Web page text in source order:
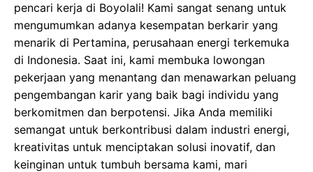
pencari kerja di Boyolali! Kami sangat senang untuk
mengumumkan adanya kesempatan berkarir yang
menarik di Pertamina, perusahaan energi terkemuka
di Indonesia. Saat ini, kami membuka lowongan
pekerjaan yang menantang dan menawarkan peluang
pengembangan karir yang baik bagi individu yang
berkomitmen dan berpotensi. Jika Anda memiliki
semangat untuk berkontribusi dalam industri energi,
kreativitas untuk menciptakan solusi inovatif, dan
keinginan untuk tumbuh bersama kami, mari